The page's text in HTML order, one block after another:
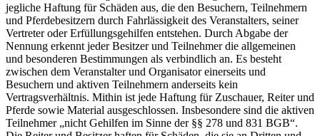
jegliche Haftung für Schäden aus, die den Besuchern, Teilnehmern
und Pferdebesitzern durch Fahrlässigkeit des Veranstalters, seiner
Vertreter oder Erfüllungsgehilfen entstehen. Durch Abgabe der
Nennung erkennt jeder Besitzer und Teilnehmer die allgemeinen
und besonderen Bestimmungen als verbindlich an. Es besteht
zwischen dem Veranstalter und Organisator einerseits und
Besuchern und aktiven Teilnehmern anderseits kein
Vertragsverhältnis. Mithin ist jede Haftung für Zuschauer, Reiter und
Pferde sowie Material ausgeschlossen. Insbesondere sind die aktiven
Teilnehmer „nicht Gehilfen im Sinne der §§ 278 und 831 BGB“.